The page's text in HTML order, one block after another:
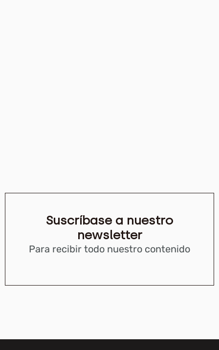
Suscríbase a nuestro
newsletter
Para recibir todo nuestro contenido